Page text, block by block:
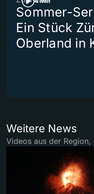
Sommer-
Ein Stück
Oberland in
Weitere News
Videos aus der